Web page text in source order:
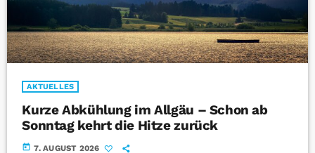
AKTUELLES
Kurze Abkühlung im Allgäu – Schon ab
Sonntag kehrt die Hitze zurück
today 7. AUGUST 2026